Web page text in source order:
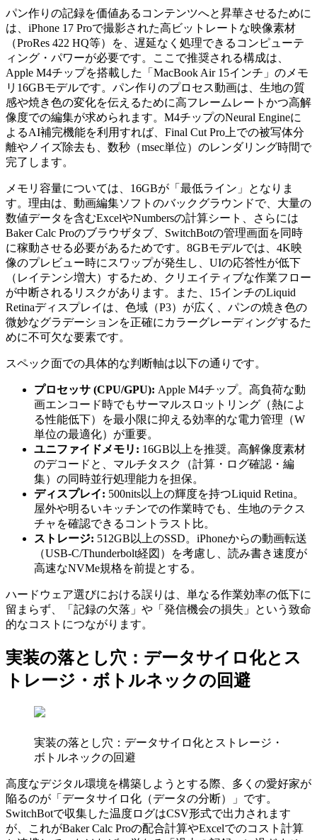
パン作りの記録を価値あるコンテンツへと昇華させるために
は、iPhone 17 Proで撮影された高ビットレートな映像素材
（ProRes 422 HQ等）を、遅延なく処理できるコンピューテ
ィング・パワーが必要です。ここで推奨される構成は、
Apple M4チップを搭載した「MacBook Air 15インチ」のメモ
リ16GBモデルです。パン作りのプロセス動画は、生地の質
感や焼き色の変化を伝えるために高フレームレートかつ高解
像度での編集が求められます。M4チップのNeural Engineに
よるAI補完機能を利用すれば、Final Cut Pro上での被写体分
離やノイズ除去も、数秒（msec単位）のレンダリング時間で
完了します。
メモリ容量については、16GBが「最低ライン」となりま
す。理由は、動画編集ソフトのバックグラウンドで、大量の
数値データを含むExcelやNumbersの計算シート、さらには
Baker Calc Proのブラウザタブ、SwitchBotの管理画面を同時
に稼動させる必要があるためです。8GBモデルでは、4K映
像のプレビュー時にスワップが発生し、UIの応答性が低下
（レイテンシ増大）するため、クリエイティブな作業フロー
が中断されるリスクがあります。また、15インチのLiquid
Retinaディスプレイは、色域（P3）が広く、パンの焼き色の
微妙なグラデーションを正確にカラーグレーディングするた
めに不可欠な要素です。
スペック面での具体的な判断軸は以下の通りです。
プロセッサ (CPU/GPU): Apple M4チップ。高負荷な動
画エンコード時でもサーマルスロットリング（熱によ
る性能低下）を最小限に抑える効率的な電力管理（W
単位の最適化）が重要。
ユニファイドメモリ: 16GB以上を推奨。高解像度素材
のデコードと、マルチタスク（計算・ログ確認・編
集）の同時並行処理能力を担保。
ディスプレイ: 500nits以上の輝度を持つLiquid Retina。
屋外や明るいキッチンでの作業時でも、生地のテクス
チャを確認できるコントラスト比。
ストレージ: 512GB以上のSSD。iPhoneからの動画転送
（USB-C/Thunderbolt経図）を考慮し、読み書き速度が
高速なNVMe規格を前提とする。
ハードウェア選びにおける誤りは、単なる作業効率の低下に
留まらず、「記録の欠落」や「発信機会の損失」という致命
的なコストにつながります。
実装の落とし穴：データサイロ化とス
トレージ・ボトルネックの回避
実装の落とし穴：データサイロ化とストレージ・
ボトルネックの回避
高度なデジタル環境を構築しようとする際、多くの愛好家が
陥るのが「データサイロ化（データの分断）」です。
SwitchBotで収集した温度ログはCSV形式で出力されます
が、これがBaker Calc Proの配合計算やExcelでのコスト計算